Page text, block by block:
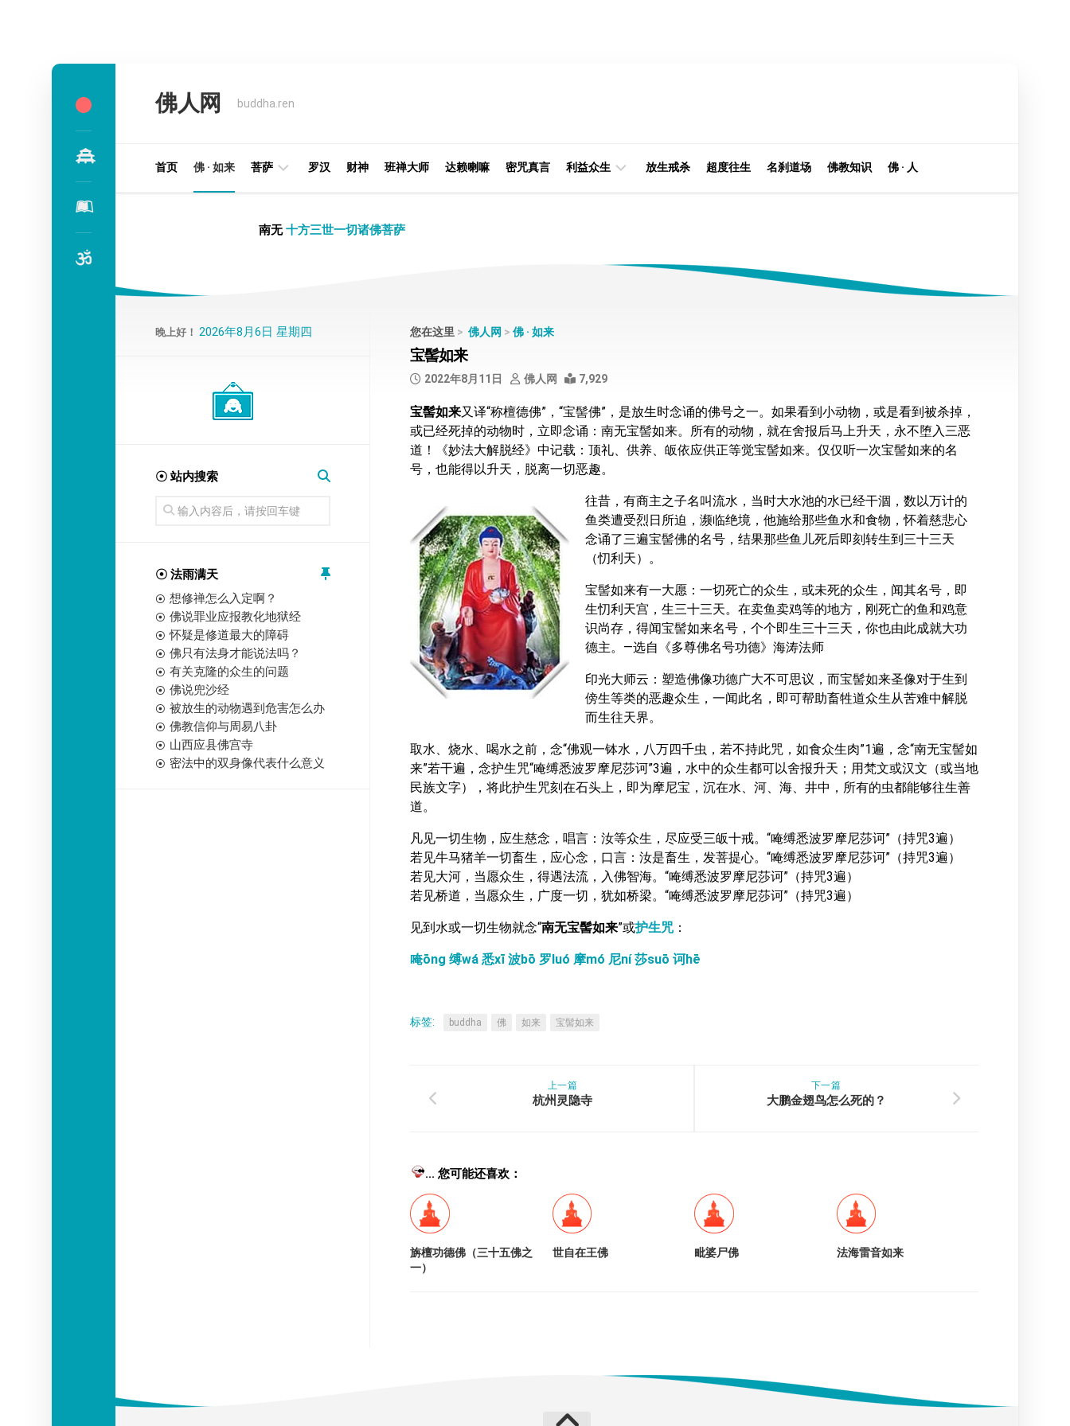
佛人网 buddha.ren
首页 佛 · 如来 菩萨
王
罗汉 财神 班禅大师 达赖喇嘛 密咒真言 利益众生
阿
若
部
部
涅
槃
大
集
部
集
部
部
史
放生戒杀 超度往生 名刹道场 佛教知识 佛 · 人
南无十方三世一切诸佛菩萨
您在这里 > 佛人网 > 佛 · 如来
宝髻如来
2022年8月11日 佛人网 7,929
宝髻如来又译“称檀德佛”，“宝髻佛”，是放生时念诵的佛号之一。如果看到小动物，或是看到被杀掉，
或已经死掉的动物时，立即念诵：南无宝髻如来。所有的动物，就在舍报后马上升天，永不堕入三恶
道！《妙法大解脱经》中记载：顶礼、供养、皈依应供正等觉宝髻如来。仅仅听一次宝髻如来的名
号，也能得以升天，脱离一切恶趣。
往昔，有商主之子名叫流水，当时大水池的水已经干涸，数以万计的
鱼类遭受烈日所迫，濒临绝境，他施给那些鱼水和食物，怀着慈悲心
念诵了三遍宝髻佛的名号，结果那些鱼儿死后即刻转生到三十三天
（忉利天）。
宝髻如来有一大愿：一切死亡的众生，或未死的众生，闻其名号，即
生忉利天宫，生三十三天。在卖鱼卖鸡等的地方，刚死亡的鱼和鸡意
识尚存，得闻宝髻如来名号，个个即生三十三天，你也由此成就大功
德主。—选自《多尊佛名号功德》海涛法师
印光大师云：塑造佛像功德广大不可思议，而宝髻如来圣像对于生到
傍生等类的恶趣众生，一闻此名，即可帮助畜牲道众生从苦难中解脱
而生往天界。
取水、烧水、喝水之前，念“佛观一钵水，八万四千虫，若不持此咒，如食众生肉”1遍，念“南无宝髻如
来”若干遍，念护生咒“唵缚悉波罗摩尼莎诃”3遍，水中的众生都可以舍报升天；用梵文或汉文（或当地
民族文字），将此护生咒刻在石头上，即为摩尼宝，沉在水、河、海、井中，所有的虫都能够往生善
道。
凡见一切生物，应生慈念，唱言：汝等众生，尽应受三皈十戒。“唵缚悉波罗摩尼莎诃”（持咒3遍）
若见牛马猪羊一切畜生，应心念，口言：汝是畜生，发菩提心。“唵缚悉波罗摩尼莎诃”（持咒3遍）
若见大河，当愿众生，得遇法流，入佛智海。“唵缚悉波罗摩尼莎诃”（持咒3遍）
若见桥道，当愿众生，广度一切，犹如桥梁。“唵缚悉波罗摩尼莎诃”（持咒3遍）
见到水或一切生物就念“南无宝髻如来”或护生咒 ：
唵ōng 缚wá 悉xī 波bō 罗luó 摩mó 尼ní 莎suō 诃hē
标签: buddha 佛 如来 宝髻如来
下一篇
大鹏金翅鸟怎么死的？
上一篇
杭州灵隐寺
... 您可能还喜欢：
旃檀功德佛（三十五佛之
一）
世自在王佛 毗婆尸佛 法海雷音如来
晚上好！ 2026年8月6日 星期四
☉ 站内搜索
☉ 法雨满天
想修禅怎么入定啊？
佛说罪业应报教化地狱经
怀疑是修道最大的障碍
佛只有法身才能说法吗？
有关克隆的众生的问题
佛说兜沙经
被放生的动物遇到危害怎么办
佛教信仰与周易八卦
山西应县佛宫寺
密法中的双身像代表什么意义